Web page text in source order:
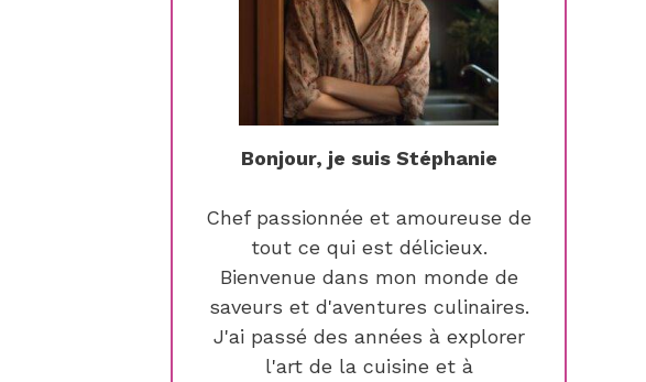
Bonjour, je suis Stéphanie
Chef passionnée et amoureuse de
tout ce qui est délicieux.
Bienvenue dans mon monde de
saveurs et d'aventures culinaires.
J'ai passé des années à explorer
l'art de la cuisine et à